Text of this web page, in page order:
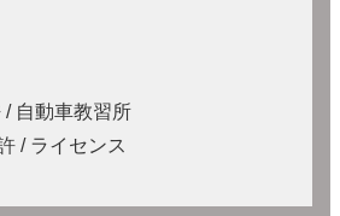
/ 自動車教習所
/ ライセンス